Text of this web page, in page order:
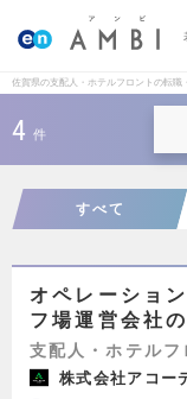
佐賀県の支配人・ホテルフロントの転職
4 件
すべて
オペレーショ
フ場運営会社
支配人・ホテルフ
株式会社アコー